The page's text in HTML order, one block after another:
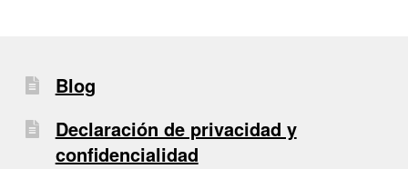
Blog
Declaración de privacidad y
confidencialidad